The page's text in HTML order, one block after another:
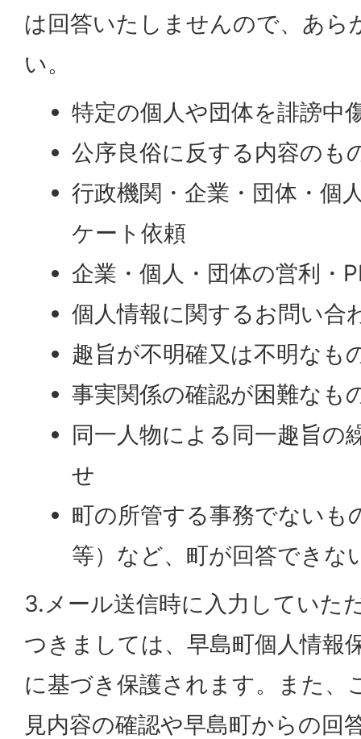
は回答いたしませんので、あら
い。
特定の個人や団体を誹謗中
公序良俗に反する内容のも
行政機関・企業・団体・個
ケート依頼
企業・個人・団体の営利・
個人情報に関するお問い合
趣旨が不明確又は不明なも
事実関係の確認が困難なも
同一人物による同一趣旨の
せ
町の所管する事務でないも
等）など、町が回答できな
3.メール送信時に入力していた
つきましては、早島町個人情報
に基づき保護されます。また、
見内容の確認や早島町からの回